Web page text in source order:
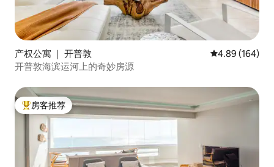
产权公寓 ｜ 开普敦 平均评分 4.89
4.89 (164)
开普敦海滨运河上的奇妙房源
热门「房客推荐」
房客推荐